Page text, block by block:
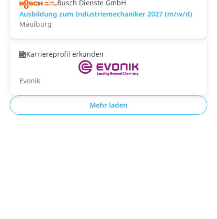
Busch Dienste GmbH
Ausbildung zum Industriemechaniker 2027 (m/w/d)
Maulburg
Karriereprofil erkunden
Evonik
Mehr laden